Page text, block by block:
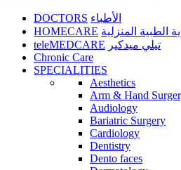
DOCTORS الأطباء
HOMECARE الطبية المنزلية
teleMEDCARE تيلي ميدكير
Chronic Care
SPECIALITIES
Aesthetics
Arm & Hand
Audiology
Bariatric Surgery
Cardiology
Dentistry
Dento faces